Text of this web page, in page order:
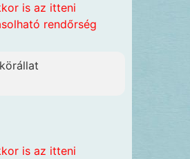
is az itteni
rendőrség
is az itteni